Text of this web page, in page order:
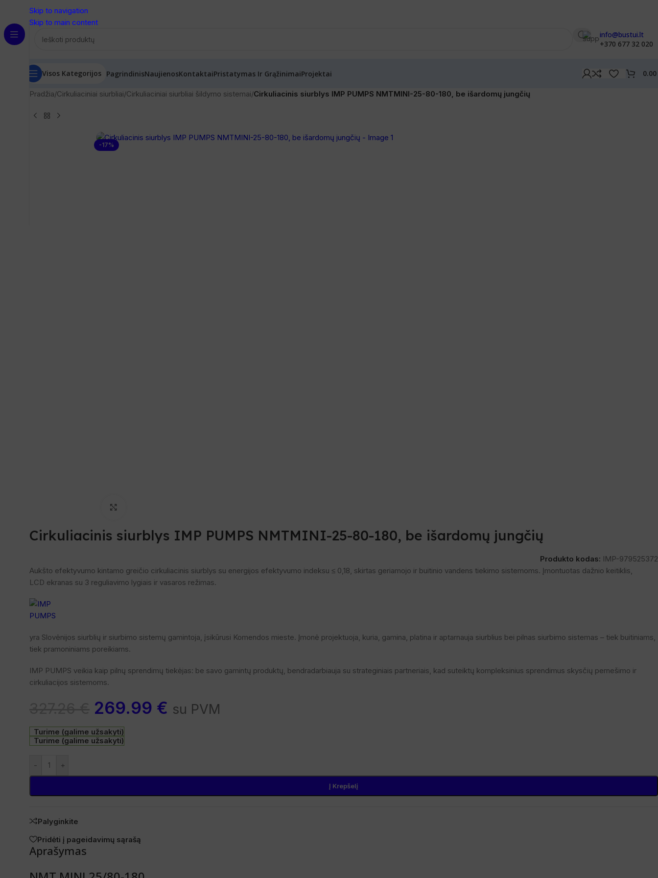
Skip to navigation
Skip to main content
info@bustui.lt
+370 677 32 020
Visos Kategorijos PagrindinisNaujienosKontaktaiPristatymas Ir GrąžinimaiProjektai 0.00
Pradžia/Cirkuliaciniai siurbliai/Cirkuliaciniai siurbliai šildymo sistemai/Cirkuliacinis siurblys IMP PUMPS NMTMINI-25-80-180, be išardomų jungčių
-17%
Cirkuliacinis siurblys IMP PUMPS NMTMINI-25-80-180, be išardomų jungčių
Produkto kodas: IMP-979525372
Aukšto efektyvumo kintamo greičio cirkuliacinis siurblys su energijos efektyvumo indeksu ≤ 0,18, skirtas geriamojo ir buitinio vandens tiekimo sistemoms. Įmontuotas dažnio keitiklis,
LCD ekranas su 3 reguliavimo lygiais ir vasaros režimas.
yra Slovėnijos siurblių ir siurbimo sistemų gamintoja, įsikūrusi Komendos mieste. Įmonė projektuoja, kuria, gamina, platina ir aptarnauja siurblius bei pilnas siurbimo sistemas – tiek buitiniams,
tiek pramoniniams poreikiams.
IMP PUMPS veikia kaip pilnų sprendimų tiekėjas: be savo gamintų produktų, bendradarbiauja su strateginiais partneriais, kad suteiktų kompleksinius sprendimus skysčių pernešimo ir
cirkuliacijos sistemoms.
269.99 € su PVM
Turime (galime užsakyti)
Turime (galime užsakyti)
- +
Į Krepšelį
Palyginkite
Pridėti į pageidavimų sąrašą
Aprašymas